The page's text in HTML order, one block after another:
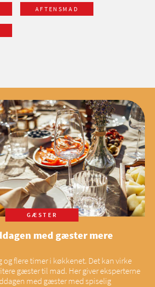
AFTENSMAD
GÆSTER
med gæster mere
flere timer i køkkenet. Det kan virke
gæster til mad. Her giver eksperterne
med gæster med spiselig